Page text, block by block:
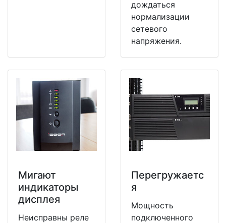
дождаться
нормализации
сетевого
напряжения.
Мигают
индикаторы
дисплея
Неисправны реле
Перегружаетс
я
Мощность
подключенного